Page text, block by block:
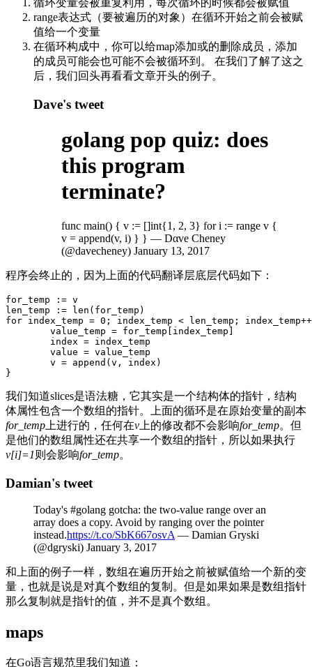
循环变量会被重复利用，每次循环的时候都会被赋值
range表达式（要被遍历的对象）在循环开始之前会被赋
值给一个变量
在循环构成中，你可以给map添加或的删除成员，添加
的成员可能会也可能不会被循环到。 在我们了解了这之
后，我们回头再看看文章开头的例子。
Dave's tweet
golang pop quiz: does
this program
terminate?
func main() { v := []int{1, 2, 3} for i := range v {
v = append(v, i) } } — Dαve Cheney
(@davecheney) January 13, 2017
程序会终止的，因为上面的代码翻译层底层代码如下：
for_temp := v
len_temp := len(for_temp)
for index_temp = 0; index_temp < len_temp;
        value_temp = for_temp[index_temp]
        index = index_temp
        value = value_temp
        v = append(v, index)
}
我们知道slices是语法糖，它其实是一个结构体的指针，结构
体属性包含一个数组的指针。上面的循环是在原始变量的副本
for_temp 上进行的，任何在v 上的修改都不会影响for_temp。但
是他们的数组属性还在共享一个数组的指针，所以如果执行
v[i]=1 则会影响for_temp。
Damian's tweet
Today's #golang gotcha: the two-value range over an
array does a copy. Avoid by ranging over the pointer
instead.https://t.co/SbK667osvA — Damian Gryski
(@dgryski) January 3, 2017
和上面的例子一样，数组在遍历开始之前被赋值给一个新的变
量，也就是说是对真个数组的复制。但是如果如果是数组指针
那么复制就是指针的值，并不是真个数组。
maps
在Go语言规范里我们知道：